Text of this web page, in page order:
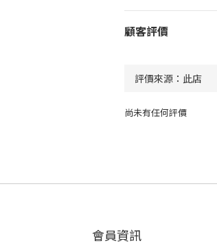
顧客評價
尚未有任何評價
會員資訊